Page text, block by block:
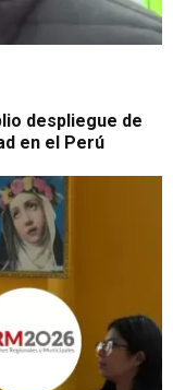
despliegue de
en el Perú